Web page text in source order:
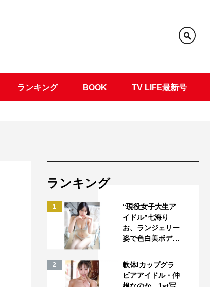
ランキング BOOK TV LIFE最新号
ランキング
1
“現役女子大生ア
イドル”七海り
お、ランジェリー
姿で色白美ボデ…
2
軟体Iカップグラ
ビアアイドル・仲